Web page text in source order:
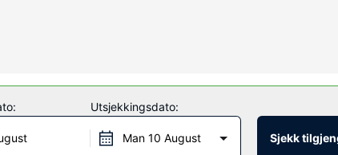
TV. Rommene har privat bad med dusj, toalettartikler
som spesialiserer seg på amerikanske retter, eller bli på
loungen. Ferdiglaget frokost tilbys daglig fra kl. 07.00 til kl.
Utsjekkingsdato:
Man 10 August Sjekk